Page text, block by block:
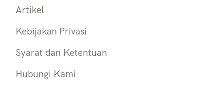
Artikel
Kebijakan Privasi
Syarat dan Ketentuan
Hubungi Kami